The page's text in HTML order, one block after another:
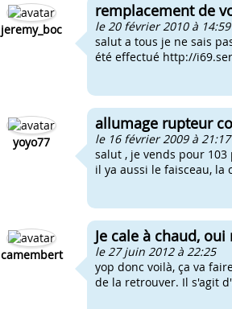
jeremy_boc
remplacement de
le 20 février 2010 à 14:59
salut a tous je ne sais
été effectué http://
yoyo77
allumage rupteur
le 16 février 2009 à 21:17
salut , je vends pour
il ya aussi le faisceau, la
camembert
Je cale à chaud, oui
le 27 juin 2012 à 22:25
yop donc voilà, ça va
de la retrouver. Il s'agit